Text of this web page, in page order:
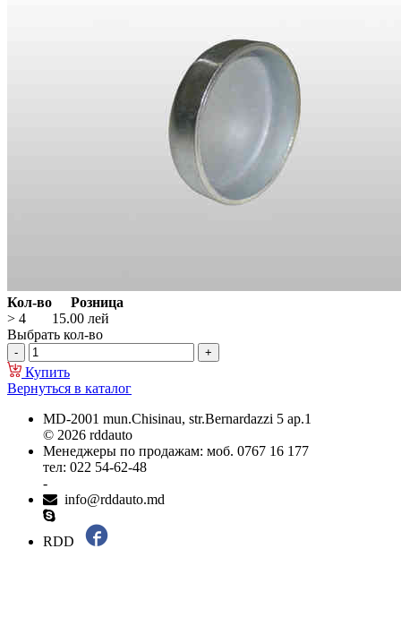
Кол-во
Розница
> 4
15.00 лей
Выбрать кол-во
Купить
Вернуться в каталог
MD-2001 mun.Chisinau, str.Bernardazzi 5 ap.1
© 2026 rddauto
Менеджеры по продажам: моб. 0767 16 177
тел: 022 54-62-48
-
info@rddauto.md
RDD